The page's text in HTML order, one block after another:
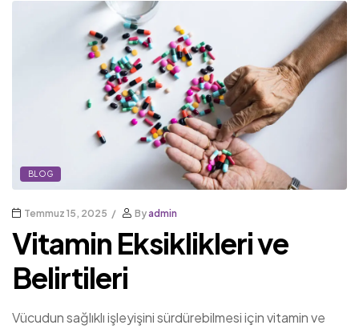
BLOG
Temmuz 15, 2025 Byadmin
Vitamin Eksiklikleri ve
Belirtileri
Vücudun sağlıklı işleyişini sürdürebilmesi için vitamin ve